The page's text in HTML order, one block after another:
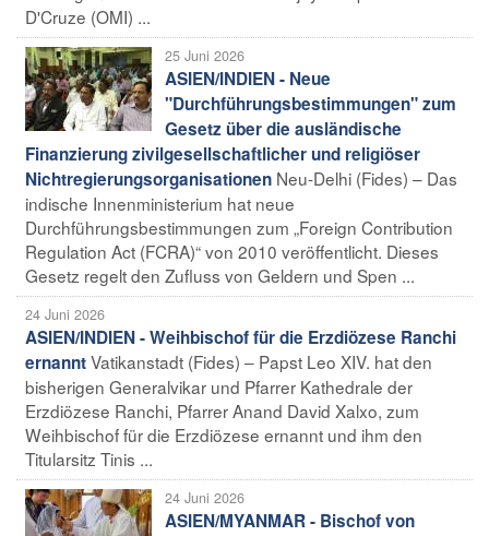
D'Cruze (OMI) ...
25 Juni 2026
ASIEN/INDIEN - Neue
"Durchführungsbestimmungen" zum
Gesetz über die ausländische
Finanzierung zivilgesellschaftlicher und religiöser
Nichtregierungsorganisationen Neu-Delhi (Fides) – Das
indische Innenministerium hat neue
Durchführungsbestimmungen zum „Foreign Contribution
Regulation Act (FCRA)“ von 2010 veröffentlicht. Dieses
Gesetz regelt den Zufluss von Geldern und Spen ...
24 Juni 2026
ASIEN/INDIEN - Weihbischof für die Erzdiözese Ranchi
ernanntVatikanstadt (Fides) – Papst Leo XIV. hat den
bisherigen Generalvikar und Pfarrer Kathedrale der
Erzdiözese Ranchi, Pfarrer Anand David Xalxo, zum
Weihbischof für die Erzdiözese ernannt und ihm den
Titularsitz Tinis ...
24 Juni 2026
ASIEN/MYANMAR - Bischof von